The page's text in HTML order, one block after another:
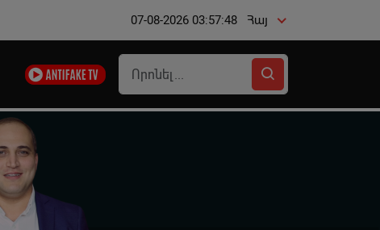
07-08-2026 03:57:48 Հայ